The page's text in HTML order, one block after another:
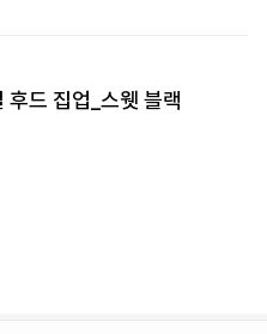
드 집업_스웻 블랙